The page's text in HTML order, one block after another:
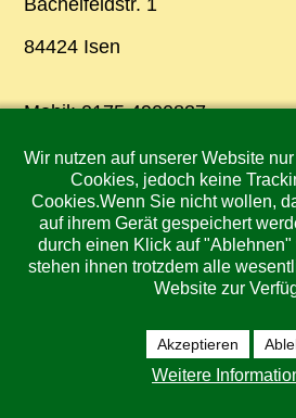
Bachelfeldstr. 1
84424 Isen
Mobil: 0175 4900837
Email:
Fotos
Alle Fotos dieser Website sind
Romina Schwender und dürfen
Wir nutzen auf unserer Website
Cookies, jedoch keine
Cookies.Wenn Sie nicht wollen,
auf ihrem Gerät gespeichert
durch einen Klick auf
stehen ihnen trotzdem alle
Website zur
Akzeptieren
Weitere